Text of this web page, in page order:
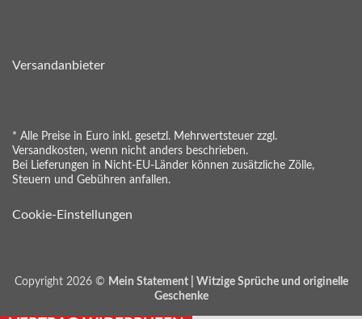
Versandanbieter
* Alle Preise in Euro inkl. gesetzl. Mehrwertsteuer zzgl.
Versandkosten, wenn nicht anders beschrieben.
Bei Lieferungen in Nicht-EU-Länder können zusätzliche Zölle,
Steuern und Gebühren anfallen.
Cookie-Einstellungen
Copyright 2026 © Mein Statement | Witzige Sprüche und originelle
Geschenke